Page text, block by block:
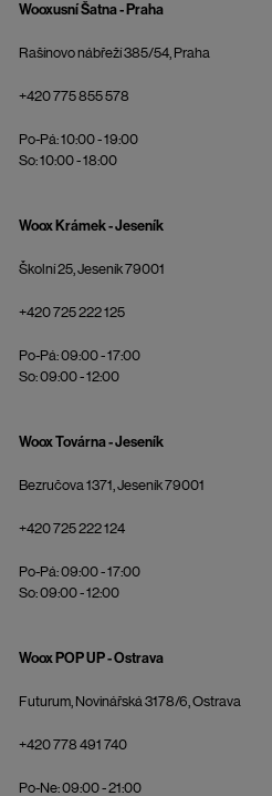
Wooxusní Šatna - Praha
Rašínovo nábřeží 385/54, Praha
+420 775 855 578
Po-Pá: 10:00 - 19:00
So: 10:00 - 18:00
Woox Krámek - Jeseník
Školní 25, Jeseník 79001
+420 725 222 125
Po-Pá: 09:00 - 17:00
So: 09:00 - 12:00
Woox Továrna - Jeseník
Bezručova 1371, Jeseník 79001
+420 725 222 124
Po-Pá: 09:00 - 17:00
So: 09:00 - 12:00
Woox POP UP - Ostrava
Futurum, Novinářská 3178/6, Ostrava
+420 778 491 740
Po-Ne: 09:00 - 21:00